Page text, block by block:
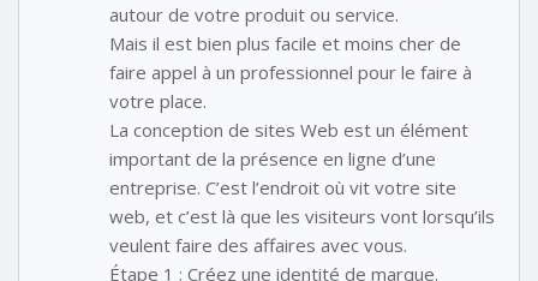
autour de votre produit ou service.
Mais il est bien plus facile et moins cher de
faire appel à un professionnel pour le faire à
votre place.
La conception de sites Web est un élément
important de la présence en ligne d’une
entreprise. C’est l’endroit où vit votre site
web, et c’est là que les visiteurs vont lorsqu’ils
veulent faire des affaires avec vous.
Étape 1 : Créez une identité de marque.